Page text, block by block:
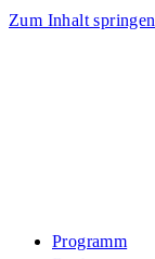
Zum Inhalt springen
Programm